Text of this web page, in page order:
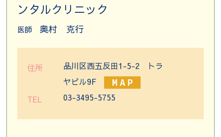
ンタルクリニック
医師 奥村 克行
住所
品川区西五反田1-5-2 トラ
ヤビル9F
TEL
03-3495-5755